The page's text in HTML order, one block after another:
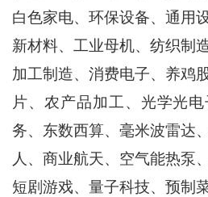
白色家电、环保设备、通用
新材料、工业母机、纺织制
加工制造、消费电子、养鸡
片、农产品加工、光学光
务、东数西算、毫米波雷达
人、商业航天、空气能热泵
短剧游戏、量子科技、预制